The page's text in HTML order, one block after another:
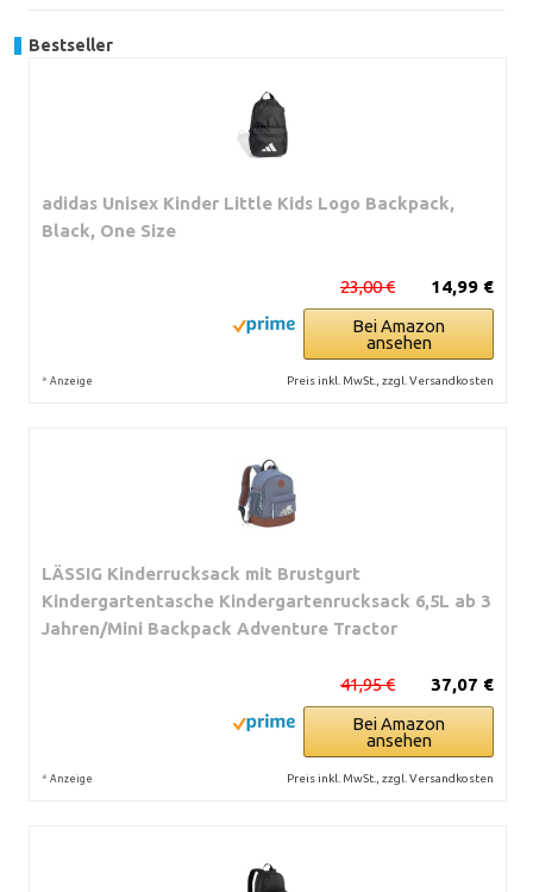
Bestseller
adidas Unisex Kinder Little Kids Logo Backpack,
Black, One Size
14,99 €
23,00 €
Bei Amazon
ansehen
* Anzeige Preis inkl. MwSt., zzgl. Versandkosten
LÄSSIG Kinderrucksack mit Brustgurt
Kindergartentasche Kindergartenrucksack 6,5L ab 3
Jahren/Mini Backpack Adventure Tractor
37,07 €
41,95 €
Bei Amazon
ansehen
* Anzeige Preis inkl. MwSt., zzgl. Versandkosten